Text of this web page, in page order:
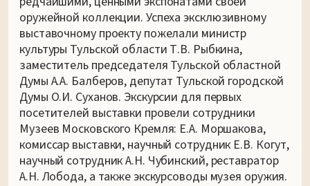
оружейной коллекции. Успеха эксклюзивному
выставочному проекту пожелали министр
культуры Тульской области Т.В. Рыбкина,
заместитель председателя Тульской областной
Думы А.А. Балберов, депутат Тульской городской
Думы О.И. Суханов. Экскурсии для первых
посетителей выставки провели сотрудники
Музеев Московского Кремля: Е.А. Моршакова,
комиссар выставки, научный сотрудник Е.В. Когут,
научный сотрудник А.Н. Чубинский, реставратор
А.Н. Лобода, а также экскурсоводы музея оружия.